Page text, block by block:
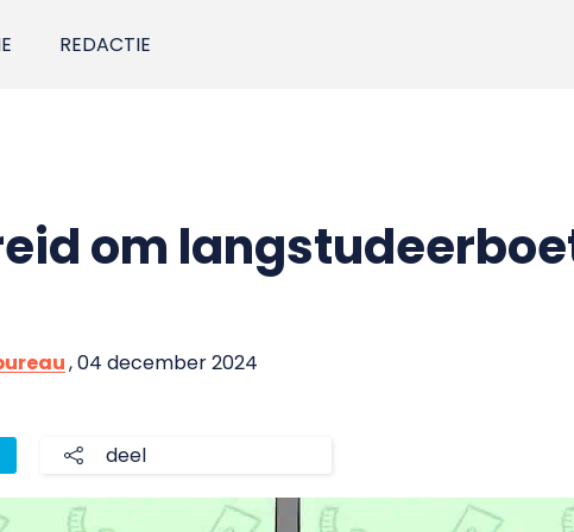
REDACTIE
om
, 04 december 2024
deel